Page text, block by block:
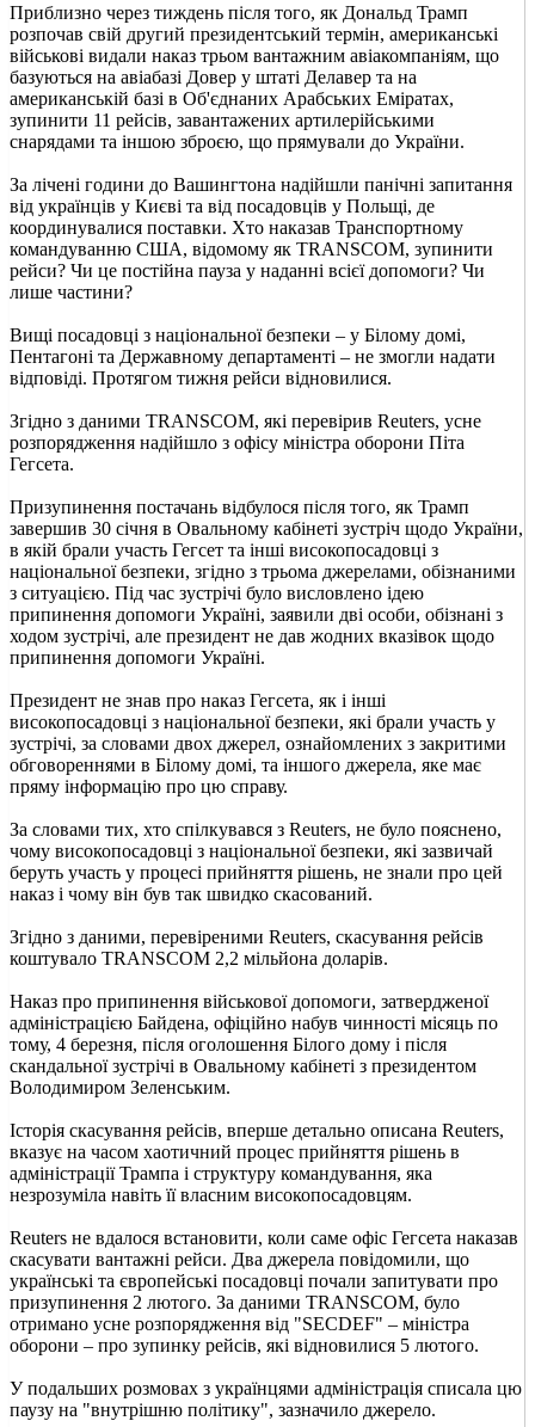
Приблизно через тиждень після того, як Дональд Трамп
розпочав свій другий президентський термін, американські
військові видали наказ трьом вантажним авіакомпаніям, що
базуються на авіабазі Довер у штаті Делавер та на
американській базі в Об'єднаних Арабських Еміратах,
зупинити 11 рейсів, завантажених артилерійськими
снарядами та іншою зброєю, що прямували до України.
За лічені години до Вашингтона надійшли панічні запитання
від українців у Києві та від посадовців у Польщі, де
координувалися поставки. Хто наказав Транспортному
командуванню США, відомому як TRANSCOM, зупинити
рейси? Чи це постійна пауза у наданні всієї допомоги? Чи
лише частини?
Вищі посадовці з національної безпеки – у Білому домі,
Пентагоні та Державному департаменті – не змогли надати
відповіді. Протягом тижня рейси відновилися.
Згідно з даними TRANSCOM, які перевірив Reuters, усне
розпорядження надійшло з офісу міністра оборони Піта
Гегсета.
Призупинення постачань відбулося після того, як Трамп
завершив 30 січня в Овальному кабінеті зустріч щодо України,
в якій брали участь Гегсет та інші високопосадовці з
національної безпеки, згідно з трьома джерелами, обізнаними
з ситуацією. Під час зустрічі було висловлено ідею
припинення допомоги Україні, заявили дві особи, обізнані з
ходом зустрічі, але президент не дав жодних вказівок щодо
припинення допомоги Україні.
Президент не знав про наказ Гегсета, як і інші
високопосадовці з національної безпеки, які брали участь у
зустрічі, за словами двох джерел, ознайомлених з закритими
обговореннями в Білому домі, та іншого джерела, яке має
пряму інформацію про цю справу.
За словами тих, хто спілкувався з Reuters, не було пояснено,
чому високопосадовці з національної безпеки, які зазвичай
беруть участь у процесі прийняття рішень, не знали про цей
наказ і чому він був так швидко скасований.
Згідно з даними, перевіреними Reuters, скасування рейсів
коштувало TRANSCOM 2,2 мільйона доларів.
Наказ про припинення військової допомоги, затвердженої
адміністрацією Байдена, офіційно набув чинності місяць по
тому, 4 березня, після оголошення Білого дому і після
скандальної зустрічі в Овальному кабінеті з президентом
Володимиром Зеленським.
Історія скасування рейсів, вперше детально описана Reuters,
вказує на часом хаотичний процес прийняття рішень в
адміністрації Трампа і структуру командування, яка
незрозуміла навіть її власним високопосадовцям.
Reuters не вдалося встановити, коли саме офіс Гегсета наказав
скасувати вантажні рейси. Два джерела повідомили, що
українські та європейські посадовці почали запитувати про
призупинення 2 лютого. За даними TRANSCOM, було
отримано усне розпорядження від "SECDEF" – міністра
оборони – про зупинку рейсів, які відновилися 5 лютого.
У подальших розмовах з українцями адміністрація списала цю
паузу на "внутрішню політику", зазначило джерело.